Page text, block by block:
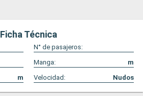
Ficha Técnica
N° de pasajeros:
Manga:
m
m Velocidad: Nudos